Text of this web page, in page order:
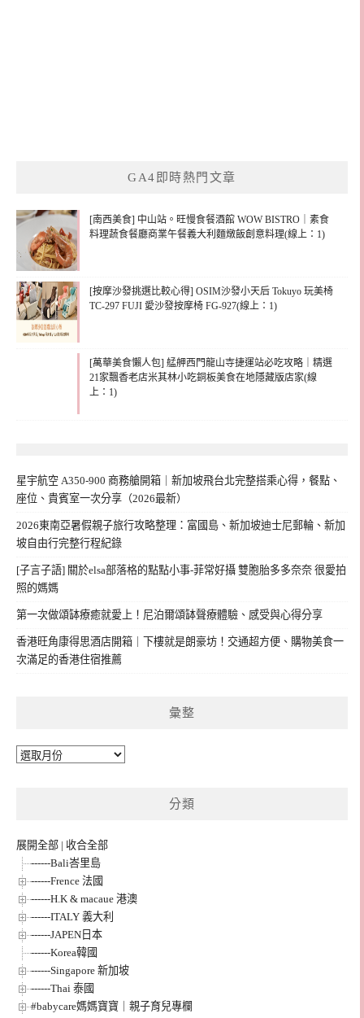
GA4即時熱門文章
[南西美食] 中山站。旺慢食餐酒館 WOW BISTRO｜素食
料理蔬食餐廳商業午餐義大利麵燉飯創意料理(線上：1)
[按摩沙發挑選比較心得] OSIM沙發小天后 Tokuyo 玩美椅
TC-297 FUJI 愛沙發按摩椅 FG-927(線上：1)
[萬華美食懶人包] 艋舺西門龍山寺捷運站必吃攻略｜精選
21家飄香老店米其林小吃銅板美食在地隱藏版店家(線
上：1)
星宇航空 A350-900 商務艙開箱｜新加坡飛台北完整搭乘心得，餐點、
座位、貴賓室一次分享（2026最新）
2026東南亞暑假親子旅行攻略整理：富國島、新加坡迪士尼郵輪、新加
坡自由行完整行程紀錄
[子言子語] 關於elsa部落格的點點小事-菲常好攝 雙胞胎多多奈奈 很愛拍
照的媽媽
第一次做頌缽療癒就愛上！尼泊爾頌缽聲療體驗、感受與心得分享
香港旺角康得思酒店開箱｜下樓就是朗豪坊！交通超方便、購物美食一
次滿足的香港住宿推薦
彙整
彙
分類
展開全部 | 收合全部
------Bali峇里島
------Frence 法國
------H.K & macaue 港澳
------ITALY 義大利
------JAPEN日本
------Korea韓國
------Singapore 新加坡
------Thai 泰國
#babycare媽媽寶寶｜親子育兒專欄